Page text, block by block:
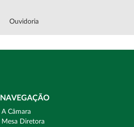
Ouvidoria
NAVEGAÇÃO
A Câmara
Mesa Diretora